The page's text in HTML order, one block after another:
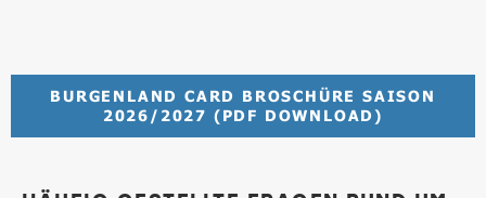
BURGENLAND CARD BROSCHÜRE SAISON
2026/2027 (PDF DOWNLOAD)